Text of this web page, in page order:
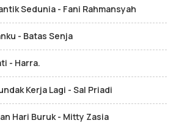
Sedunia - Fani Rahmansyah
- Batas Senja
- Harra.
Kerja Lagi - Sal Priadi
Hari Buruk - Mitty Zasia